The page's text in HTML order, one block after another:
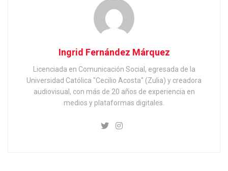
Ingrid Fernández Márquez
Licenciada en Comunicación Social, egresada de la
Universidad Católica "Cecilio Acosta" (Zulia) y creadora
audiovisual, con más de 20 años de experiencia en
medios y plataformas digitales.